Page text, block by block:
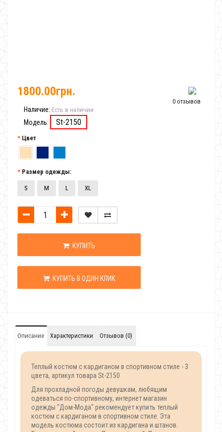
0 отзывов
1800.00грн.
Наличие: Есть в наличии
Модель: St-2150
Цвет
Размер одежды:
S M L XL
КУПИТЬ
КУПИТЬ В ОДИН КЛИК
Описание Характеристики Отзывов (0)
Теплый костюм с кардиганом в спортивном стиле - 3
цвета, артикул товара St-2150
Для прохладной погоды девушкам, любящим
одеваться по-спортивному, интернет магазин
одежды "Дом-Мода" рекомендует купить теплый
костюм с кардиганом в спортивном стиле. Эта
модель костюма состоит из кардигана и штанов.